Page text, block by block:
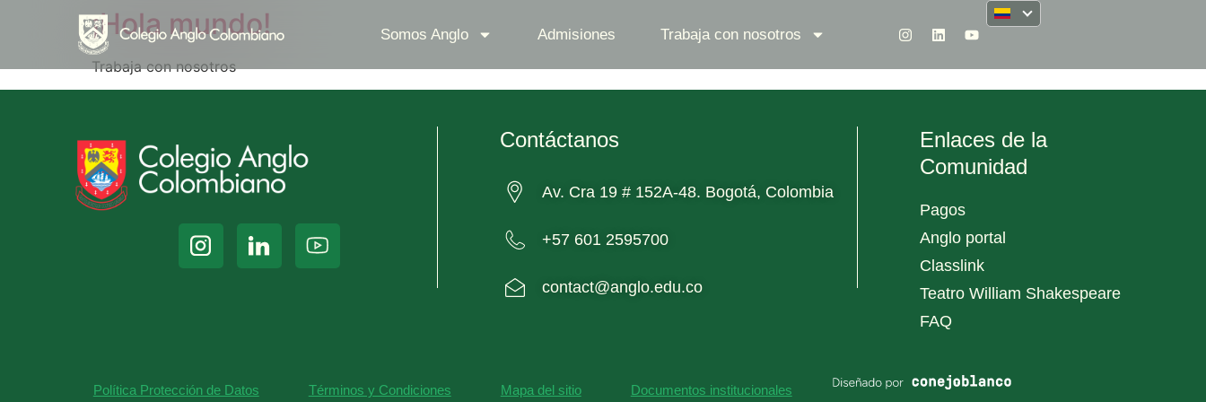
Somos Anglo Admisiones Trabaja con nosotros
¡Hola mundo!
Trabaja con nosotros
Contáctanos
Av. Cra 19 # 152A-48. Bogotá, Colombia
+57 601 2595700
contact@anglo.edu.co
Enlaces de la
Comunidad
Pagos
Anglo portal
Classlink
Teatro William Shakespeare
FAQ
Política Protección de Datos Términos y Condiciones Mapa del sitio Documentos institucionales